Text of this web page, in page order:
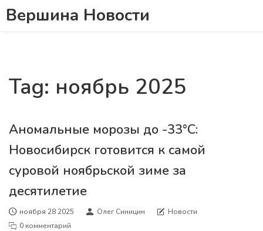
Вершина Новости
Tag: ноябрь 2025
Аномальные морозы до -33°C:
Новосибирск готовится к самой
суровой ноябрьской зиме за
десятилетие
ноября 28 2025 Олег Синицин
Новости
0 комментарий